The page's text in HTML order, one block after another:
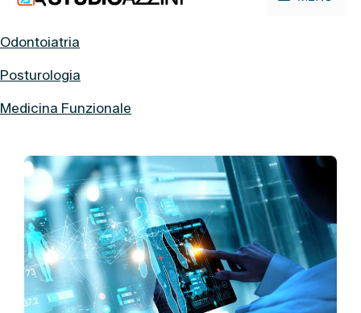
contenuto
Odontoiatria
Posturologia
Medicina Funzionale